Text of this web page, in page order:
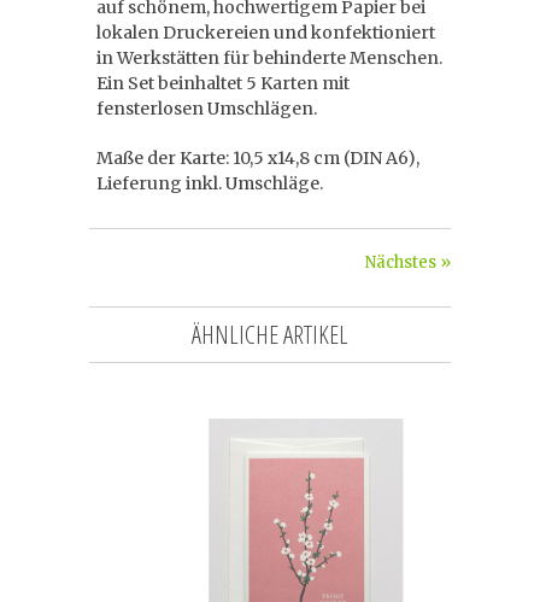
auf schönem, hochwertigem Papier bei
lokalen Druckereien und konfektioniert
in Werkstätten für behinderte Menschen.
Ein Set beinhaltet 5 Karten mit
fensterlosen Umschlägen.
Maße der Karte: 10,5 x14,8 cm (DIN A6),
Lieferung inkl. Umschläge.
Nächstes »
ÄHNLICHE ARTIKEL